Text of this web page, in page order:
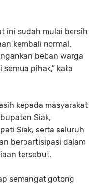
ini sudah mulai bersih
kembali normal.
beban warga
pihak,” kata
kepada masyarakat
Siak,
Siak, serta seluruh
berpartisipasi dalam
tersebut.
semangat gotong